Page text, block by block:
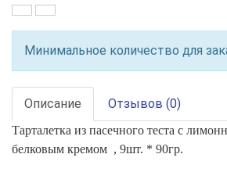
Минимальное количество для
Описание Отзывов (0)
Тарталетка из пасечного теста с
белковым кремом , 9шт. * 90гр.